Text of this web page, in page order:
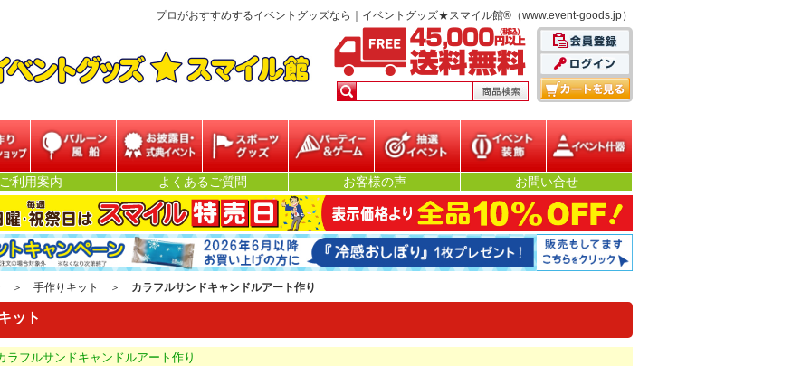
プロがおすすめするイベントグッズなら｜イベントグッズ★スマイル館®（www.event-goods.jp）
ト バルーン・風船
お披露目・式典イ
ベント
スポーツグッズ
パーティー&ゲー
ム
抽選イベント イベント装飾 イベント什器
利用案内 よくあるご質問 お客様の声 お問い合せ
＞ 手作りキット ＞ カラフルサンドキャンドルアート作り
ット
フルサンドキャンドルアート作り